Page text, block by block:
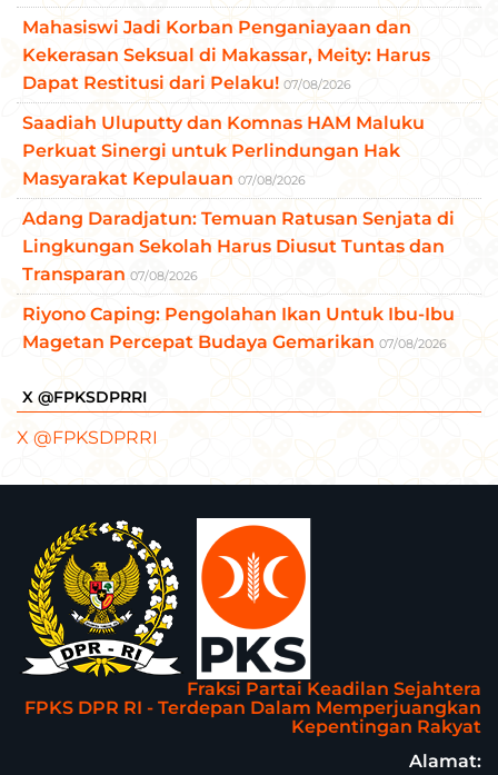
Mahasiswi Jadi Korban Penganiayaan dan
Kekerasan Seksual di Makassar, Meity: Harus
Dapat Restitusi dari Pelaku! 07/08/2026
Saadiah Uluputty dan Komnas HAM Maluku
Perkuat Sinergi untuk Perlindungan Hak
Masyarakat Kepulauan 07/08/2026
Adang Daradjatun: Temuan Ratusan Senjata di
Lingkungan Sekolah Harus Diusut Tuntas dan
Transparan 07/08/2026
Riyono Caping: Pengolahan Ikan Untuk Ibu-Ibu
Magetan Percepat Budaya Gemarikan 07/08/2026
X @FPKSDPRRI
X @FPKSDPRRI
Fraksi Partai Keadilan Sejahtera
FPKS DPR RI - Terdepan Dalam Memperjuangkan
Kepentingan Rakyat
Alamat: